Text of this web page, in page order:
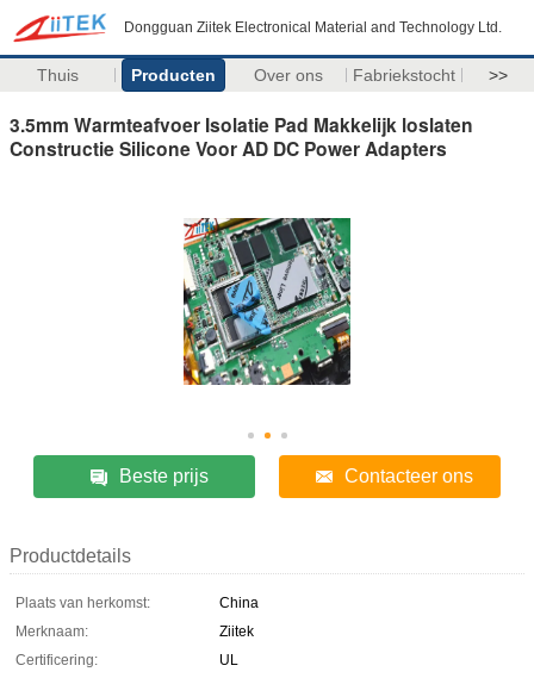
Dongguan Ziitek Electronical Material and Technology Ltd.
Thuis Producten Over ons Fabriekstocht >>
3.5mm Warmteafvoer Isolatie Pad Makkelijk loslaten
Constructie Silicone Voor AD DC Power Adapters
Beste prijs Contacteer ons
Productdetails
Plaats van herkomst:
China
Merknaam:
Ziitek
Certificering:
UL